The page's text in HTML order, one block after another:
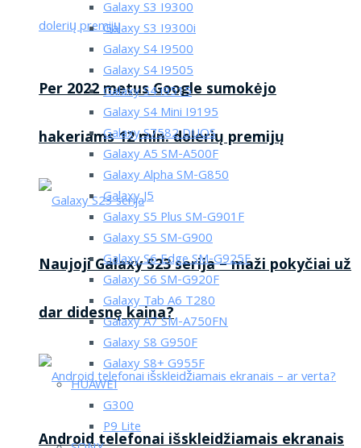
Per 2022 metus Google sumokėjo
hakeriams 12 mln. dolerių premijų
Naujoji Galaxy S23 serija – maži pokyčiai už
dar didesnę kaina?
Android telefonai išskleidžiamais ekranais
Galaxy S3 I9300
Galaxy S3 I9300i
Galaxy S4 I9500
Galaxy S4 I9505
Galaxy S4 i9515
Galaxy S4 Mini I9195
Galaxy S7582 DUOS
Galaxy A5 SM-A500F
Galaxy Alpha SM-G850
Galaxy J5
Galaxy S5 Plus SM-G901F
Galaxy S5 SM-G900
Galaxy S6 Edge SM-G925F
Galaxy S6 SM-G920F
Galaxy Tab A6 T280
Galaxy A7 SM-A750FN
Galaxy S8 G950F
Galaxy S8+ G955F
HUAWEI
G300
P9 Lite